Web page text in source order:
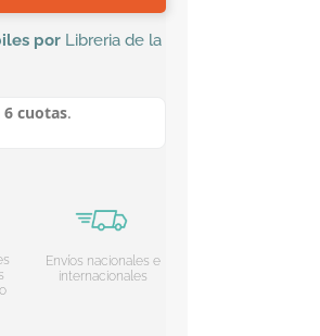
por Libreria de la
Envíos nacionales e
internacionales